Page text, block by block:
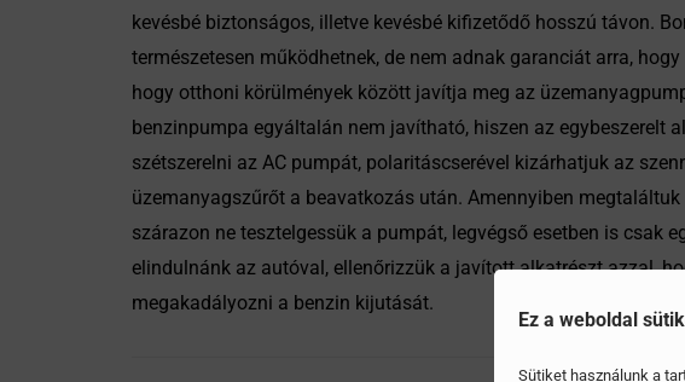
Ez a weboldal
Sütiket használunk a
kevésbé biztonságos, illetve kevésbé kifizetődő hosszú távon.
természetesen működhetnek, de nem adnak garanciát arra,
hogy otthoni körülmények között javítja meg az
benzinpumpa egyáltalán nem javítható, hiszen az egybeszerelt
szétszerelni az AC pumpát, polaritáscserével kizárhatjuk az
üzemanyagszűrőt a beavatkozás után. Amennyiben
szárazon ne tesztelgessük a pumpát, legvégső esetben is csak
elindulnánk az autóval, ellenőrizzük a javított alkatrészt azzal,
megakadályozni a benzin kijutását.